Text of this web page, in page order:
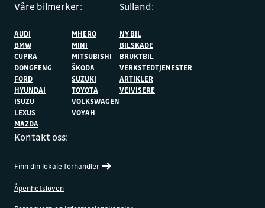
Våre bilmerker:
AUDI
BMW
CUPRA
DONGFENG
FORD
HYUNDAI
ISUZU
LEXUS
MAZDA
MHERO
MINI
MITSUBISHI
ŠKODA
SUZUKI
TOYOTA
VOLKSWAGEN
VOYAH
Sulland:
NY BIL
BILSKADE
BRUKTBIL
VERKSTEDTJENESTER
ARTIKLER
VEIVISERE
Kontakt oss:
Finn din lokale forhandler
Åpenhetsloven